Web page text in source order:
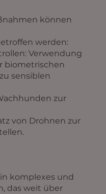
können
werden:
Verwendung
biometrischen
sensiblen
zur
von Drohnen zur
komplexes und
das weit über